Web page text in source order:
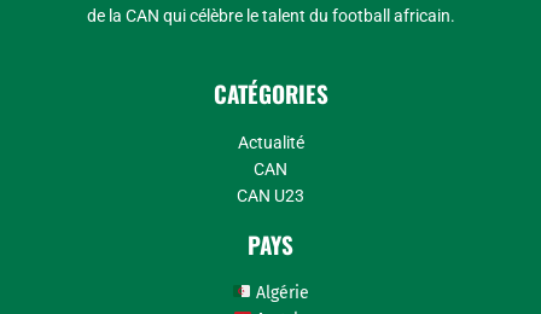
de la CAN qui célèbre le talent du football africain.
CATÉGORIES
Actualité
CAN
CAN U23
PAYS
Algérie